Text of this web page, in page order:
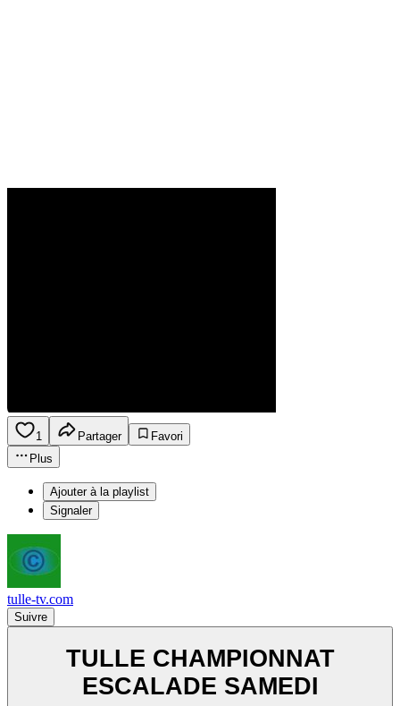
1 Partager
Favori
Plus
Ajouter à la playlist
Signaler
tulle-tv.com
Suivre
TULLE CHAMPIONNAT
ESCALADE SAMEDI